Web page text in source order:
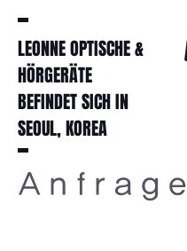
LEONNE OPTISCHE &
HÖRGERÄTE
BEFINDET SICH IN
SEOUL, KOREA
Anfrage